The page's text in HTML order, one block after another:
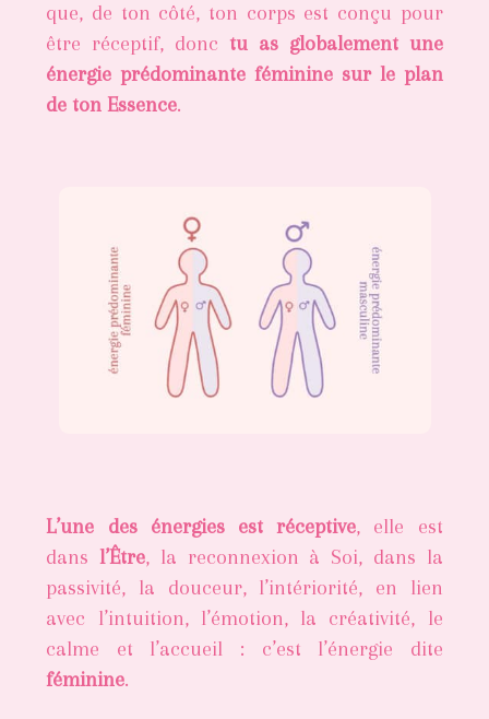
que, de ton côté, ton corps est conçu pour
être réceptif, donc tu as globalement une
énergie prédominante féminine sur le plan
de ton Essence.
L’une des énergies est réceptive, elle est
dansl’Être, la reconnexion à Soi, dans la
passivité, la douceur, l’intériorité, en lien
avec l’intuition, l’émotion, la créativité, le
calme et l’accueil : c’est l’énergie dite
féminine.